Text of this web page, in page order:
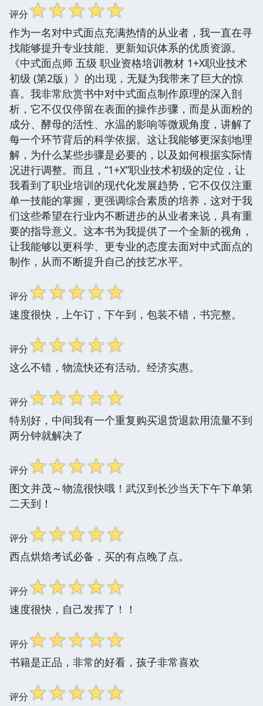
评分☆☆☆☆☆
作为一名对中式面点充满热情的从业者，我一直在寻
找能够提升专业技能、更新知识体系的优质资源。
《中式面点师 五级 职业资格培训教材 1+X职业技术
初级 (第2版）》的出现，无疑为我带来了巨大的惊
喜。我非常欣赏书中对中式面点制作原理的深入剖
析，它不仅仅停留在表面的操作步骤，而是从面粉的
成分、酵母的活性、水温的影响等微观角度，讲解了
每一个环节背后的科学依据。这让我能够更深刻地理
解，为什么某些步骤是必要的，以及如何根据实际情
况进行调整。而且，“1+X”职业技术初级的定位，让
我看到了职业培训的现代化发展趋势，它不仅仅注重
单一技能的掌握，更强调综合素质的培养，这对于我
们这些希望在行业内不断进步的从业者来说，具有重
要的指导意义。这本书为我提供了一个全新的视角，
让我能够以更科学、更专业的态度去面对中式面点的
制作，从而不断提升自己的技艺水平。
评分☆☆☆☆☆
速度很快，上午订，下午到，包装不错，书完整。
评分☆☆☆☆☆
这么不错，物流快还有活动。经济实惠。
评分☆☆☆☆☆
特别好，中间我有一个重复购买退货退款用流量不到
两分钟就解决了
评分☆☆☆☆☆
图文并茂～物流很快哦！武汉到长沙当天下午下单第
二天到！
评分☆☆☆☆☆
西点烘焙考试必备，买的有点晚了点。
评分☆☆☆☆☆
速度很快，自己发挥了！！
评分☆☆☆☆☆
书籍是正品，非常的好看，孩子非常喜欢
评分☆☆☆☆☆